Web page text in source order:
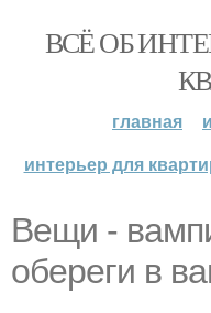
ВСЁ ОБ
главная
интерьер для
Вещи -
обереги в